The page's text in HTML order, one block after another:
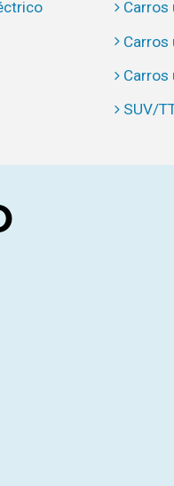
Carros
Carros
Carros
SUV/